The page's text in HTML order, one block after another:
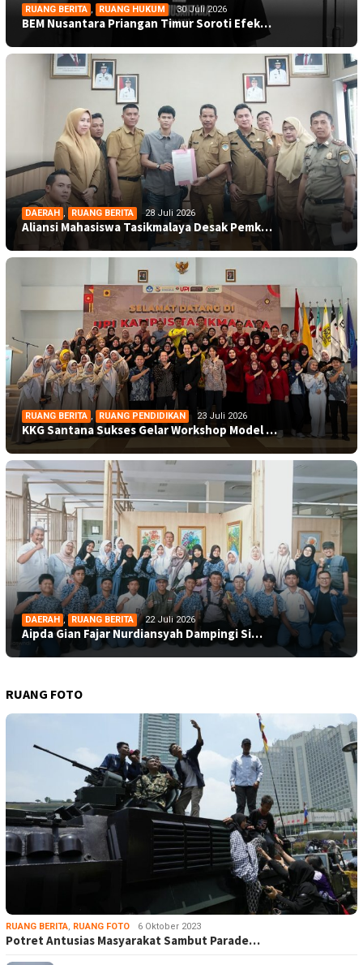
RUANG BERITA , RUANG HUKUM 30 Juli 2026
BEM Nusantara Priangan Timur Soroti Efek…
DAERAH , RUANG BERITA 28 Juli 2026
Aliansi Mahasiswa Tasikmalaya Desak Pemk…
RUANG BERITA , RUANG PENDIDIKAN 23 Juli 2026
KKG Santana Sukses Gelar Workshop Model …
DAERAH , RUANG BERITA 22 Juli 2026
Aipda Gian Fajar Nurdiansyah Dampingi Si…
RUANG FOTO
RUANG BERITA, RUANG FOTO 6 Oktober 2023
Potret Antusias Masyarakat Sambut Parade…